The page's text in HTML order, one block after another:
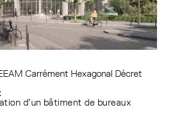
Carrément Hexagonal Décret
d’un bâtiment de bureaux